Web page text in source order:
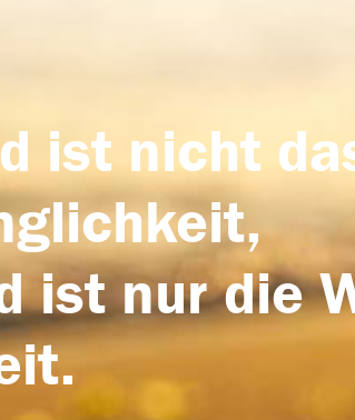
ist nicht
ist nur die